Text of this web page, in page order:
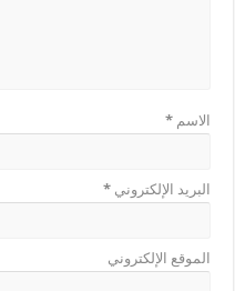
الاسم*
البريد الإلكتروني*
الموقع الإلكتروني